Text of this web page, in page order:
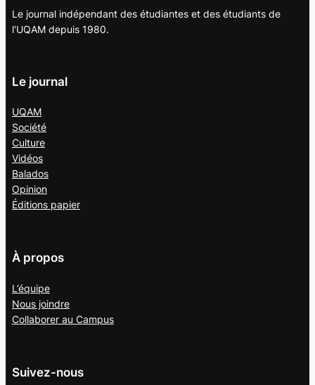
Le journal indépendant des étudiantes et des étudiants de
l'UQAM depuis 1980.
Le journal
UQAM
Société
Culture
Vidéos
Balados
Opinion
Éditions papier
À propos
L’équipe
Nous joindre
Collaborer au Campus
Suivez-nous